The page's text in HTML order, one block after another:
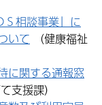
Ｓ相談事業」に
いて
に関する通報窓
支援課）